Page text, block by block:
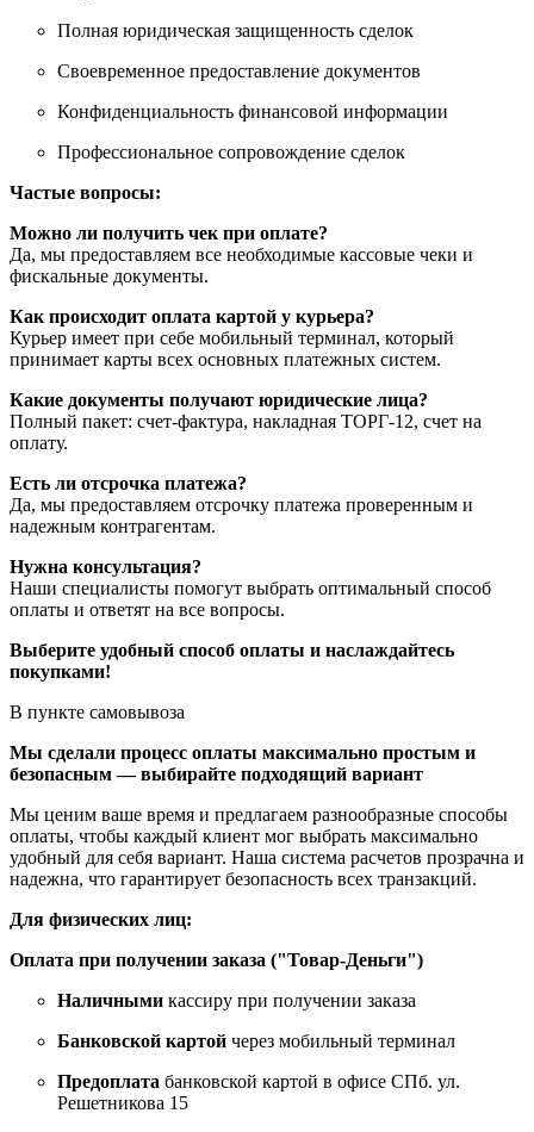
Полная юридическая защищенность сделок
Своевременное предоставление документов
Конфиденциальность финансовой информации
Профессиональное сопровождение сделок
Частые вопросы:
Можно ли получить чек при оплате?
Да, мы предоставляем все необходимые кассовые чеки и
фискальные документы.
Как происходит оплата картой у курьера?
Курьер имеет при себе мобильный терминал, который
принимает карты всех основных платежных систем.
Какие документы получают юридические лица?
Полный пакет: счет-фактура, накладная ТОРГ-12, счет на
оплату.
Есть ли отсрочка платежа?
Да, мы предоставляем отсрочку платежа проверенным и
надежным контрагентам.
Нужна консультация?
Наши специалисты помогут выбрать оптимальный способ
оплаты и ответят на все вопросы.
Выберите удобный способ оплаты и наслаждайтесь
покупками!
В пункте самовывоза
Мы сделали процесс оплаты максимально простым и
безопасным — выбирайте подходящий вариант
Мы ценим ваше время и предлагаем разнообразные способы
оплаты, чтобы каждый клиент мог выбрать максимально
удобный для себя вариант. Наша система расчетов прозрачна и
надежна, что гарантирует безопасность всех транзакций.
Для физических лиц:
Оплата при получении заказа ("Товар-Деньги")
Наличными кассиру при получении заказа
Банковской картой через мобильный терминал
Предоплата банковской картой в офисе СПб. ул.
Решетникова 15